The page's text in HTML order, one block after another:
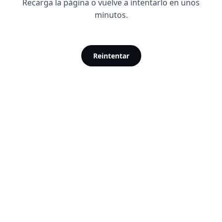
Recarga la página o vuelve a intentarlo en unos
minutos.
Reintentar